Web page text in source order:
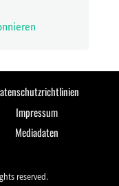
Impressum
Mediadaten
reserved.